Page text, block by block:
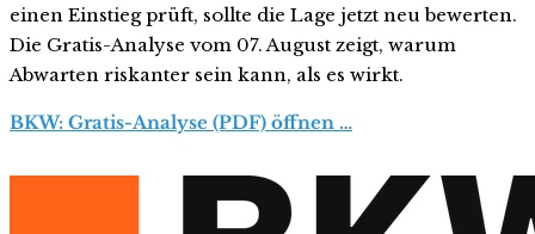
einen Einstieg prüft, sollte die Lage jetzt neu bewerten.
Die Gratis-Analyse vom 07. August zeigt, warum
Abwarten riskanter sein kann, als es wirkt.
BKW: Gratis-Analyse (PDF) öffnen …